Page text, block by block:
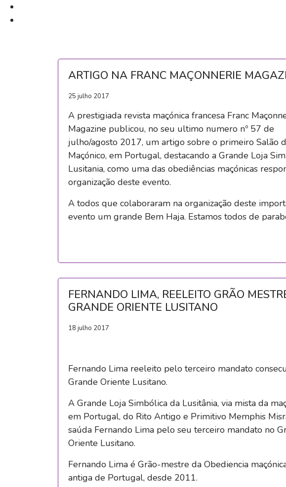
ARTIGO NA FRANC MAÇONNERIE
25 julho 2017
A prestigiada revista maçónica francesa Franc
Magazine publicou, no seu ultimo numero nº 57 de
julho/agosto 2017, um artigo sobre o primeiro Salão
Maçónico, em Portugal, destacando a Grande Loja
Lusitania, como uma das obediências maçónicas
organização deste evento.
A todos que colaboraram na organização deste
evento um grande Bem Haja. Estamos todos de
FERNANDO LIMA, REELEITO GRÃO
GRANDE ORIENTE LUSITANO
18 julho 2017
Fernando Lima reeleito pelo terceiro mandato
Grande Oriente Lusitano.
A Grande Loja Simbólica da Lusitânia, via mista da
em Portugal, do Rito Antigo e Primitivo Memphis
saúda Fernando Lima pelo seu terceiro mandato no
Oriente Lusitano.
Fernando Lima é Grão-mestre da Obediencia
antiga de Portugal, desde 2011.